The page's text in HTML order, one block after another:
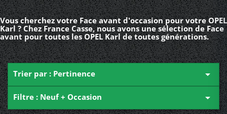
Vous cherchez votre Face avant d'occasion pour votre OPEL
Karl ? Chez France Casse, nous avons une sélection de Face
avant pour toutes les OPEL Karl de toutes générations.
Trier par : Pertinence 
Filtre : Neuf + Occasion 